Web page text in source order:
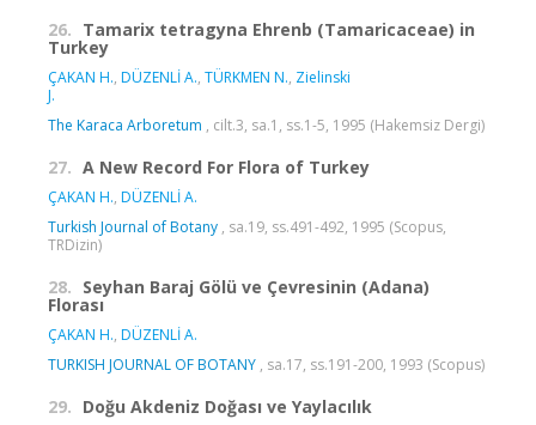
26. Tamarix tetragyna Ehrenb (Tamaricaceae) in
Turkey
ÇAKAN H., DÜZENLİ A., TÜRKMEN N., Zielinski
J.
The Karaca Arboretum , cilt.3, sa.1, ss.1-5, 1995 (Hakemsiz Dergi)
27. A New Record For Flora of Turkey
ÇAKAN H., DÜZENLİ A.
Turkish Journal of Botany , sa.19, ss.491-492, 1995 (Scopus,
TRDizin)
28. Seyhan Baraj Gölü ve Çevresinin (Adana)
Florası
ÇAKAN H., DÜZENLİ A.
TURKISH JOURNAL OF BOTANY , sa.17, ss.191-200, 1993 (Scopus)
29. Doğu Akdeniz Doğası ve Yaylacılık